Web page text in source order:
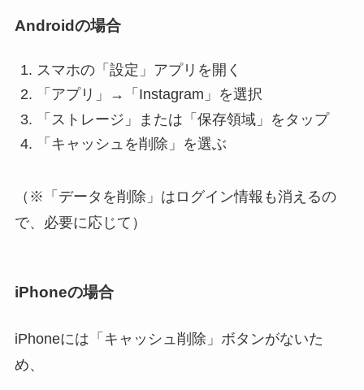
Androidの場合
スマホの「設定」アプリを開く
「アプリ」→「Instagram」を選択
「ストレージ」または「保存領域」をタップ
「キャッシュを削除」を選ぶ
（※「データを削除」はログイン情報も消えるの
で、必要に応じて）
iPhoneの場合
iPhoneには「キャッシュ削除」ボタンがないた
め、